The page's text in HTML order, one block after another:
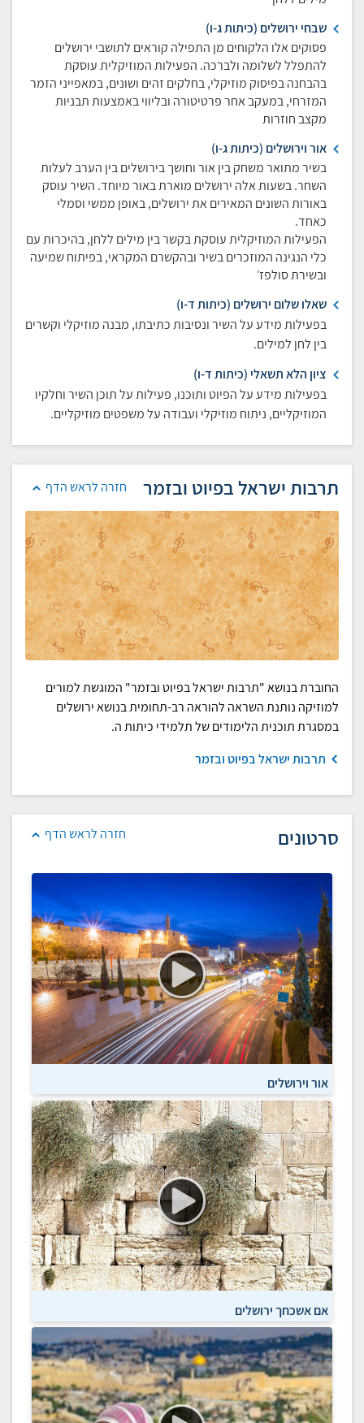
שבחי ירושלים (כיתות ג-ו)
פסוקים אלו הלקוחים מן התפילה קוראים לתושבי ירושלים
להתפלל לשלומה ולברכה. הפעילות המוזיקלית עוסקת
בהבחנה בפיסוק מוזיקלי, בחלקים זהים ושונים, במאפייני הזמר
המזרחי, במעקב אחר פרטיטורה ובליווי באמצעות תבניות
מקצב חוזרות
אור וירושלים (כיתות ג-ו)
בשיר מתואר משחק בין אור וחושך בירושלים בין הערב לעלות
השחר. בשעות אלה ירושלים מוארת באור מיוחד. השיר עוסק
באורות השונים המאירים את ירושלים, באופן ממשי וסמלי
כאחד.
הפעילות המוזיקלית עוסקת בקשר בין מילים ללחן, בהיכרות עם
כלי הנגינה המוזכרים בשיר ובהקשרם המקראי, בפיתוח שמיעה
ובשירת סולפז׳
שאלו שלום ירושלים (כיתות ד-ו)
בפעילות מידע על השיר ונסיבות כתיבתו, מבנה מוזיקלי וקשרים
בין לחן למילים.
ציון הלא תשאלי (כיתות ד-ו)
בפעילות מידע על הפיוט ותוכנו, פעילות על תוכן השיר וחלקיו
המוזיקליים, ניתוח מוזיקלי ועבודה על משפטים מוזיקליים.
חזרה לראש הדף תרבות ישראל בפיוט ובזמר
החוברת בנושא "תרבות ישראל בפיוט ובזמר" המוגשת למורים
למוזיקה נותנת השראה להוראה רב-תחומית בנושא ירושלים
במסגרת תוכנית הלימודים של תלמידי כיתות ה.
תרבות ישראל בפיוט ובזמר
חזרה לראש הדף סרטונים
אור וירושלים
אם אשכחך ירושלים